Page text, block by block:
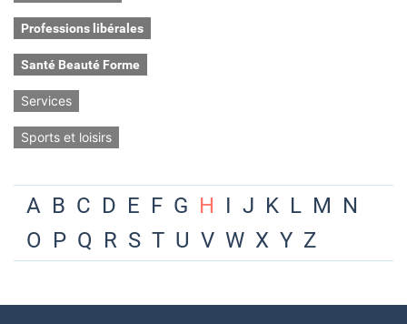
Professions libérales
Santé Beauté Forme
Services
Sports et loisirs
A B C D E F G H I J K L M N
O P Q R S T U V W X Y Z